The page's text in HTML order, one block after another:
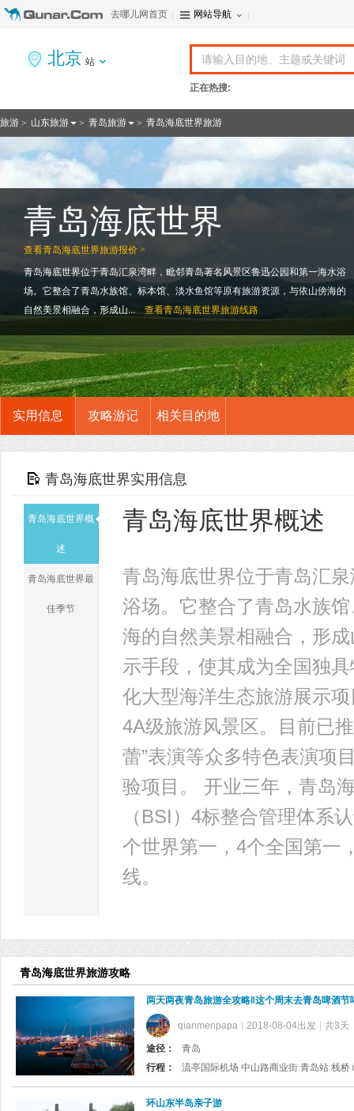
去哪儿网首页 网站导航
北京 站
正在热搜:
旅游 > 山东旅游 > 青岛旅游 > 青岛海底世界旅游
查看青岛海底世界旅游报价 >
青岛海底世界
青岛海底世界位于青岛汇泉湾畔，毗邻青岛著名风景区鲁迅公园和第一海水浴
场。它整合了青岛水族馆、标本馆、淡水鱼馆等原有旅游资源，与依山傍海的
自然美景相融合，形成山...
查看青岛海底世界旅游线路
实用信息 攻略游记 相关目的地
青岛海底世界实用信息
青岛海底世界概
述
青岛海底世界最
佳季节
青岛海底世界概述
青岛海底世界位于青岛汇
浴场。它整合了青岛水族
海的自然美景相融合，形
示手段，使其成为全国独
化大型海洋生态旅游展示
4A级旅游风景区。目前已
蕾”表演等众多特色表演项
验项目。 开业三年，青岛
（BSI）4标整合管理体系
个世界第一，4个全国第一
线。
青岛海底世界旅游攻略
两天两夜青岛旅游全攻略‖这个周末去青岛啤酒节
qianmenpapa 2018-08-04出发 共3天
途径：
青岛
行程：
流亭国际机场 中山路商业街 青岛站 栈
环山东半岛亲子游